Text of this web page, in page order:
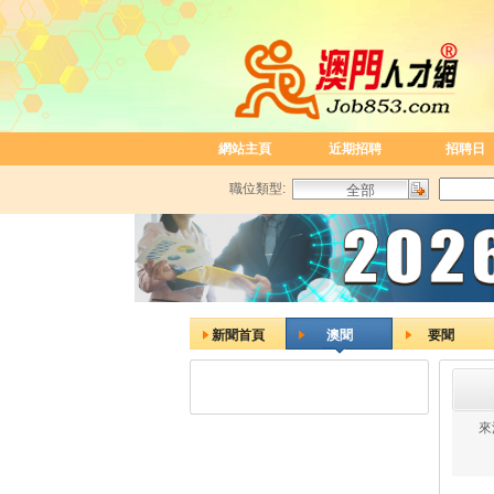
網站主頁 近期招聘 招聘日
職位類型:
新聞首頁 澳聞 要聞
來